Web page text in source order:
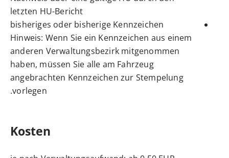
letzten HU-Bericht
bisheriges oder bisherige Kennzeichen
Hinweis: Wenn Sie ein Kennzeichen aus einem
anderen Verwaltungsbezirk mitgenommen
haben, müssen Sie alle am Fahrzeug
angebrachten Kennzeichen zur Stempelung
vorlegen.
Kosten